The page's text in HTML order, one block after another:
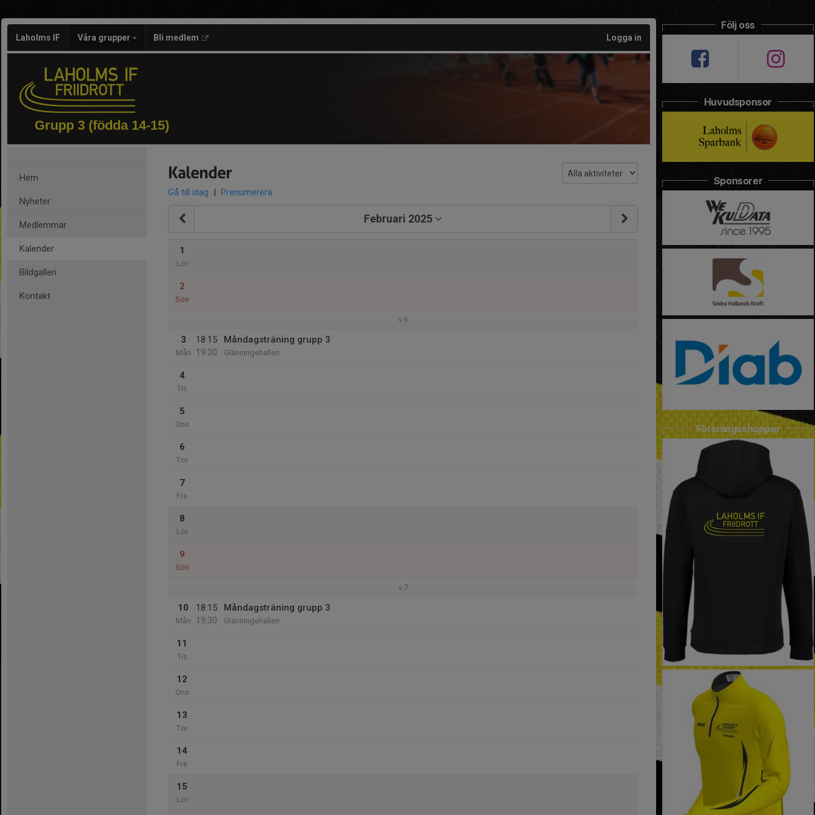
Laholms IF Våra grupper Bli medlem Logga in
Grupp 3 (födda 14-15)
Hem
Nyheter
Medlemmar
Kalender
Bildgalleri
Kontakt
Kalender
Gå till idag | Prenumerera
Februari 2025
1
Lör
2
Sön
v.6
3
Mån
18:15
19:30
Måndagsträning grupp 3
Glänningehallen
4
Tis
5
Ons
6
Tor
7
Fre
8
Lör
9
Sön
v.7
10
Mån
18:15
19:30
Måndagsträning grupp 3
Glänningehallen
11
Tis
12
Ons
13
Tor
14
Fre
15
Lör
Följ oss
Huvudsponsor
Sponsorer
Föreningsshoppar